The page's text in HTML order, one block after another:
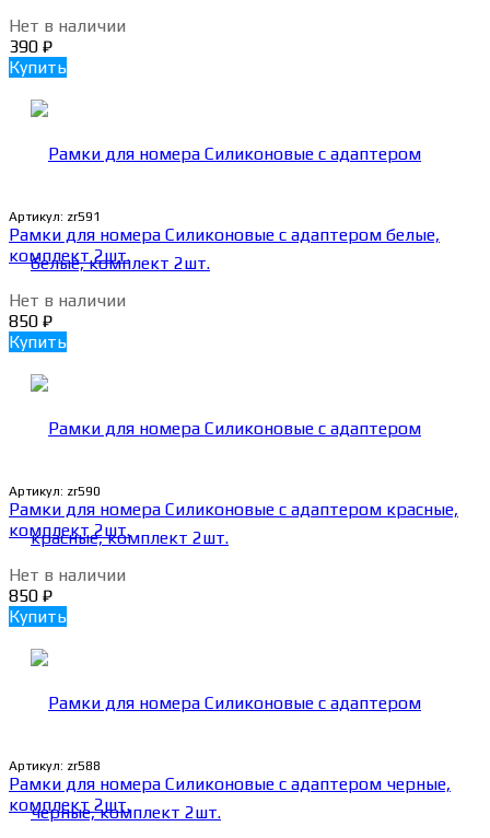
Нет в наличии
390 ₽
Купить
Артикул: zr591
Рамки для номера Силиконовые с адаптером белые,
комплект 2шт.
Нет в наличии
850 ₽
Купить
Артикул: zr590
Рамки для номера Силиконовые с адаптером красные,
комплект 2шт.
Нет в наличии
850 ₽
Купить
Артикул: zr588
Рамки для номера Силиконовые с адаптером черные,
комплект 2шт.